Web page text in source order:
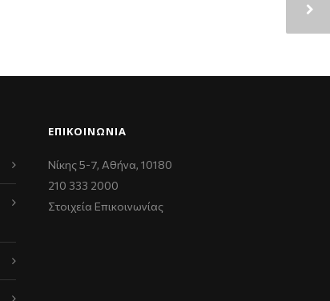
ΕΠΙΚΟΙΝΩΝΊΑ
Νίκης 5-7, Αθήνα, 10180
210 333 2000
Στοιχεία Επικοινωνίας